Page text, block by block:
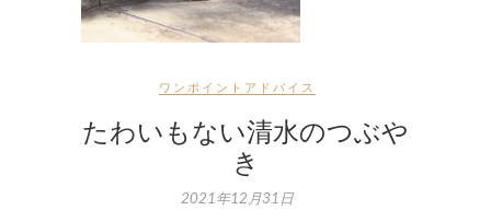
ワンポイントアドバイス
たわいもない清水のつぶや
き
2021年12月31日